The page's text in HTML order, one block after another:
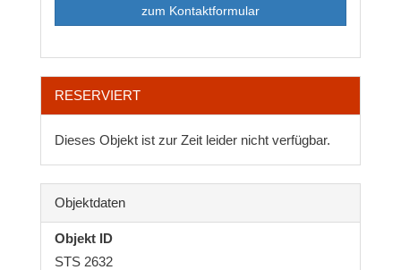
zum Kontaktformular
RESERVIERT
Dieses Objekt ist zur Zeit leider nicht verfügbar.
Objektdaten
Objekt ID
STS 2632